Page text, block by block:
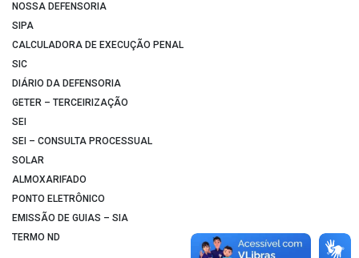
NOSSA DEFENSORIA
SIPA
CALCULADORA DE EXECUÇÃO PENAL
SIC
DIÁRIO DA DEFENSORIA
GETER – TERCEIRIZAÇÃO
SEI
SEI – CONSULTA PROCESSUAL
SOLAR
ALMOXARIFADO
PONTO ELETRÔNICO
EMISSÃO DE GUIAS – SIA
TERMO ND